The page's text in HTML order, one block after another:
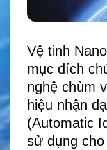
Vệ tinh
mục đích
nghệ chùm
hiệu nhận
(Automatic
sử dụng